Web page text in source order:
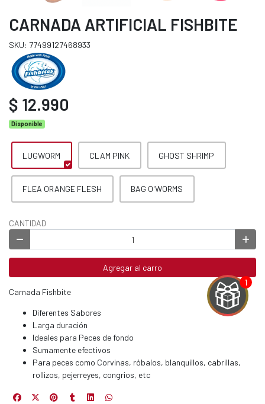
CARNADA ARTIFICIAL FISHBITE
SKU: 77499127468933
$ 12.990
Disponible
LUGWORM CLAM PINK GHOST SHRIMP
FLEA ORANGE FLESH BAG O'WORMS
CANTIDAD
Agregar al carro
Carnada Fishbite
Diferentes Sabores
Larga duración
Ideales para Peces de fondo
Sumamente efectivos
Para peces como Corvinas, róbalos, blanquillos, cabrillas,
rollizos, pejerreyes, congrios, etc